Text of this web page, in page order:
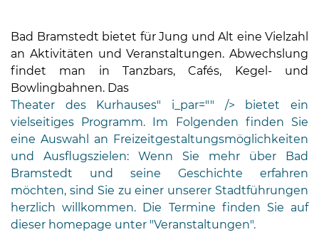
04192-
506-
zentrale@badbramstedt.de
Mo,
Di,
Fr
08
Uhr
Bad Bramstedt bietet für Jung und Alt eine Vielzahl
an Aktivitäten und Veranstaltungen. Abwechslung
findet man in Tanzbars, Cafés, Kegel- und
Bowlingbahnen. Das
Theater des Kurhauses" i_par="" /> bietet ein
vielseitiges Programm. Im Folgenden finden Sie
eine Auswahl an Freizeitgestaltungsmöglichkeiten
und Ausflugszielen: Wenn Sie mehr über Bad
Bramstedt und seine Geschichte erfahren
möchten, sind Sie zu einer unserer Stadtführungen
herzlich willkommen. Die Termine finden Sie auf
dieser homepage unter "Veranstaltungen".